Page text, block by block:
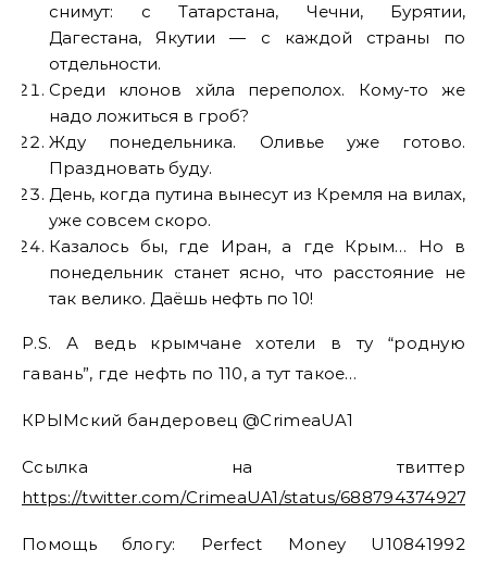
снимут: с Татарстана, Чечни, Бурятии,
Дагестана, Якутии — с каждой страны по
отдельности.
Среди клонов хйла переполох. Кому-то же
надо ложиться в гроб?
Жду понедельника. Оливье уже готово.
Праздновать буду.
День, когда путина вынесут из Кремля на вилах,
уже совсем скоро.
Казалось бы, где Иран, а где Крым… Но в
понедельник станет ясно, что расстояние не
так велико. Даёшь нефть по 10!
P.S. А ведь крымчане хотели в ту “родную
гавань”, где нефть по 110, а тут такое…
КРЫМский бандеровец @CrimeaUA1
Ссылка на твиттер
https://twitter.com/CrimeaUA1/status/
Помощь блогу: Perfect Money U10841992